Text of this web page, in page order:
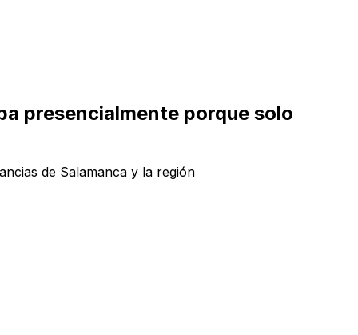
presencialmente porque solo
de Salamanca y la región